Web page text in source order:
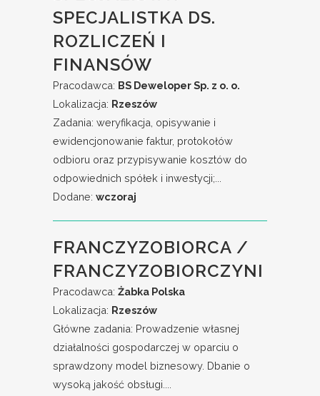
SPECJALISTKA DS.
ROZLICZEŃ I
FINANSÓW
Pracodawca: BS Deweloper Sp. z o. o.
Lokalizacja: Rzeszów
Zadania: weryfikacja, opisywanie i
ewidencjonowanie faktur, protokołów
odbioru oraz przypisywanie kosztów do
odpowiednich spółek i inwestycji;...
Dodane: wczoraj
FRANCZYZOBIORCA /
FRANCZYZOBIORCZYNI
Pracodawca: Żabka Polska
Lokalizacja: Rzeszów
Główne zadania: Prowadzenie własnej
działalności gospodarczej w oparciu o
sprawdzony model biznesowy. Dbanie o
wysoką jakość obsługi....